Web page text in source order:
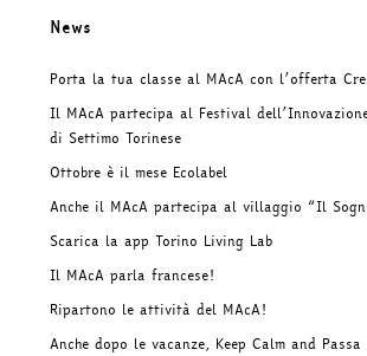
News
Porta la tua classe al MAcA con l’offerta
Il MAcA partecipa al Festival
di Settimo Torinese
Ottobre è il mese Ecolabel
Anche il MAcA partecipa al villaggio “Il
Scarica la app Torino Living Lab
Il MAcA parla francese!
Ripartono le attività del MAcA!
Anche dopo le vacanze, Keep Calm and